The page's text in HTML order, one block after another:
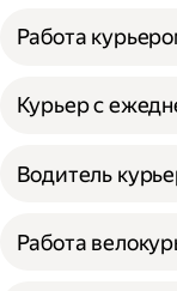
Работа
Курьер с
Водитель
Работа